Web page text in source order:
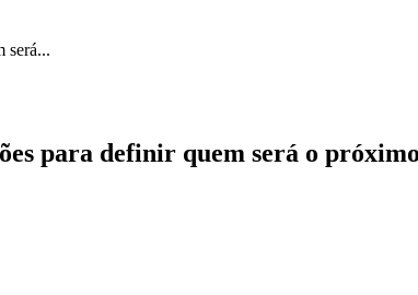
será...
para definir quem será o